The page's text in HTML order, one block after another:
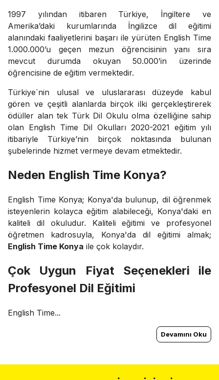
1997 yılından itibaren Türkiye, İngiltere ve
Amerika’daki kurumlarında İngilizce dil eğitimi
alanındaki faaliyetlerini başarı ile yürüten English Time
1.000.000’u geçen mezun öğrencisinin yanı sıra
mevcut durumda okuyan 50.000’in üzerinde
öğrencisine de eğitim vermektedir.
Türkiye`nin ulusal ve uluslararası düzeyde kabul
gören ve çeşitli alanlarda birçok ilki gerçekleştirerek
ödüller alan tek Türk Dil Okulu olma özelliğine sahip
olan English Time Dil Okulları 2020-2021 eğitim yılı
itibariyle Türkiye’nin birçok noktasında bulunan
şubelerinde hizmet vermeye devam etmektedir.
Neden English Time Konya?
English Time Konya; Konya'da bulunup, dil öğrenmek
isteyenlerin kolayca eğitim alabileceği, Konya'daki en
kaliteli dil okuludur. Kaliteli eğitimi ve profesyonel
öğretmen kadrosuyla, Konya'da dil eğitimi almak;
English Time Konya ile çok kolaydır.
Çok Uygun Fiyat Seçenekleri ile
Profesyonel Dil Eğitimi
English Time...
Devamını Oku